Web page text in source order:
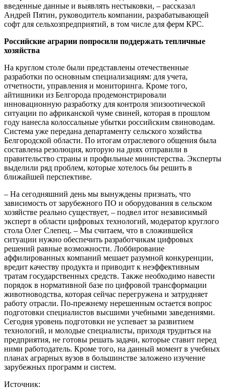
введенные данные и выявлять нестыковки, – рассказал
Андрей Пятин, руководитель компании, разрабатывающей
софт для сельхозпредприятий, в том числе для ферм КРС.
Российские аграрии попросили поддержать тепличные
хозяйства
На круглом столе были представлены отечественные
разработки по основным специализациям: для учета,
отчетности, управления и мониторинга. Кроме того,
айтишники из Белгорода продемонстрировали
инновационную разработку для контроля эпизоотической
ситуации по африканской чуме свиней, которая в прошлом
году нанесла колоссальные убытки российским свиноводам.
Система уже передана департаменту сельского хозяйства
Белгородской области. По итогам отраслевого общения была
составлена резолюция, которую на днях отправили в
правительство страны и профильные министерства. Эксперты
выделили ряд проблем, которые хотелось бы решить в
ближайшей перспективе.
– На сегодняшний день мы вынуждены признать, что
зависимость от зарубежного ПО и оборудования в сельском
хозяйстве реально существует, – подвел итог независимый
эксперт в области цифровых технологий, модератор круглого
стола Олег Слепец. – Мы считаем, что в сложившейся
ситуации нужно обеспечить разработчикам цифровых
решений равные возможности. Лоббирование
аффилированных компаний мешает разумной конкуренции,
вредит качеству продукта и приводит к неэффективным
тратам государственных средств. Также необходимо навести
порядок в нормативной базе по цифровой трансформации
животноводства, которая сейчас перегружена и затрудняет
работу отрасли. По-прежнему нерешенным остается вопрос
подготовки специалистов высшими учебными заведениями.
Сегодня уровень подготовки не успевает за развитием
технологий, и молодые специалисты, приходя трудиться на
предприятия, не готовы решать задачи, которые ставит перед
ними работодатель. Кроме того, на данный момент в учебных
планах аграрных вузов в большинстве заложено изучение
зарубежных программ и систем.
Источник: